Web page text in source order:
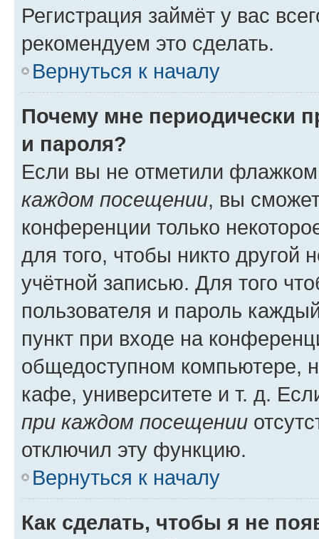
Регистрация займёт у вас
рекомендуем это сделать.
Вернуться к началу
Почему мне периодически
и пароля?
Если вы не отметили
каждом посещении, вы
конференции только
для того, чтобы никто другой
учётной записью. Для того
пользователя и пароль
пункт при входе на
общедоступном компьютере,
кафе, университете и т. д.
при каждом посещении
отключил эту функцию.
Вернуться к началу
Как сделать, чтобы я не